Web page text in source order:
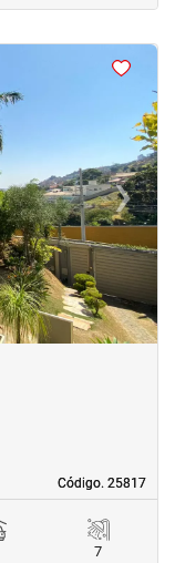
›Next
Código. 25817
Código. 25817
7